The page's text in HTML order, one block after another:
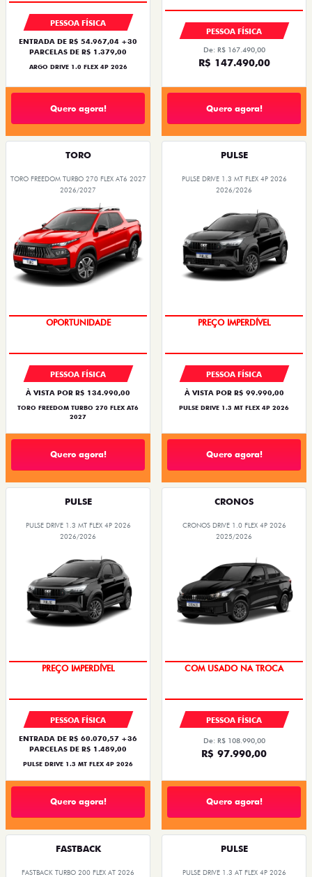
PESSOA FÍSICA
ENTRADA DE R$ 54.967,04 +30
PARCELAS DE R$ 1.379,00
ARGO DRIVE 1.0 FLEX 4P 2026
Quero agora!
PESSOA FÍSICA
De: R$ 167.490,00
R$ 147.490,00
Quero agora!
TORO
TORO FREEDOM TURBO 270 FLEX AT6 2027
2026/2027
OPORTUNIDADE
PESSOA FÍSICA
À VISTA POR R$ 134.990,00
TORO FREEDOM TURBO 270 FLEX AT6
2027
Quero agora!
PULSE
PULSE DRIVE 1.3 MT FLEX 4P 2026
2026/2026
PREÇO IMPERDÍVEL
PESSOA FÍSICA
À VISTA POR R$ 99.990,00
PULSE DRIVE 1.3 MT FLEX 4P 2026
Quero agora!
PULSE
PULSE DRIVE 1.3 MT FLEX 4P 2026
2026/2026
PREÇO IMPERDÍVEL
PESSOA FÍSICA
ENTRADA DE R$ 60.070,57 +36
PARCELAS DE R$ 1.489,00
PULSE DRIVE 1.3 MT FLEX 4P 2026
Quero agora!
CRONOS
CRONOS DRIVE 1.0 FLEX 4P 2026
2025/2026
COM USADO NA TROCA
PESSOA FÍSICA
De: R$ 108.990,00
R$ 97.990,00
Quero agora!
FASTBACK
FASTBACK TURBO 200 FLEX AT 2026
PULSE
PULSE DRIVE 1.3 AT FLEX 4P 2026